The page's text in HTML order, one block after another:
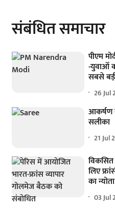
संबंधित समाचार
पीएम
-युवाओं
सबसे
26 Jul
आकर्षण
सलीका
21 Jul
लिए
का न्योता
03 Jul